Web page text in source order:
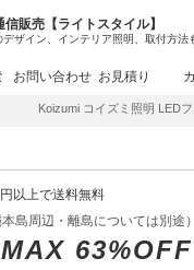
販売【ライトスタイル】
ザイン、インテリア照明、取付方法
お問い合わせ お見積り
Koizumi コイズミ照明 LEDフッ
以上で送料無料
島周辺・離島については別途）
MAX 63%OFF